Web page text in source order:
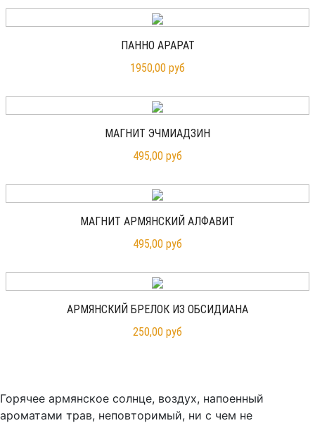
Горячее армянское солнце, воздух, напоенный
ароматами трав, неповторимый, ни с чем не
ПАННО АРАРАТ
1950,00 руб
МАГНИТ ЭЧМИАДЗИН
495,00 руб
МАГНИТ АРМЯНСКИЙ АЛФАВИТ
495,00 руб
АРМЯНСКИЙ БРЕЛОК ИЗ ОБСИДИАНА
250,00 руб